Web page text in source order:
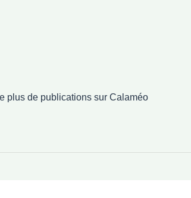
plus de publications sur Calaméo